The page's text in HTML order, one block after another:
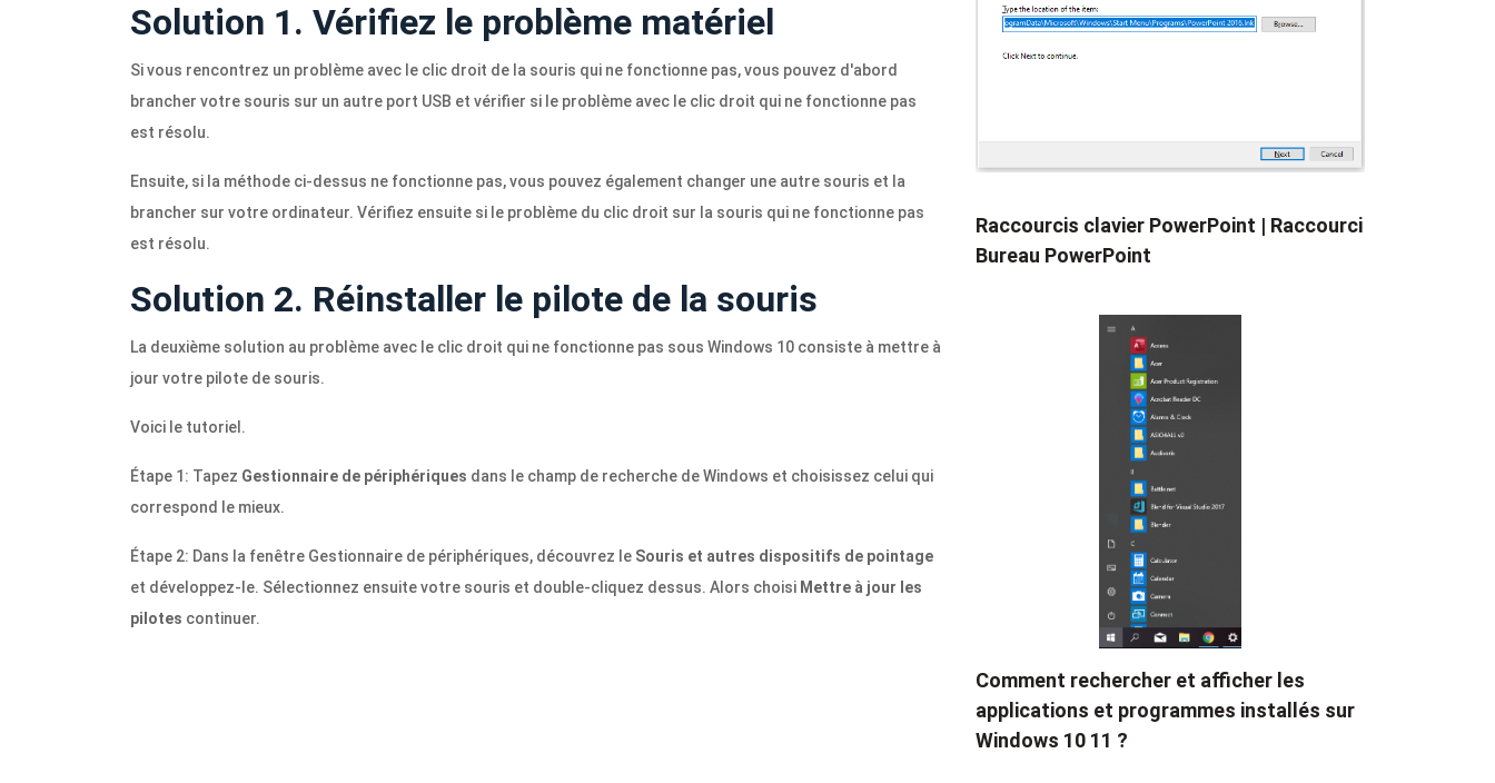
Solution 1. Vérifiez le problème matériel
Si vous rencontrez un problème avec le clic droit de la souris qui ne fonctionne pas, vous pouvez d'abord
brancher votre souris sur un autre port USB et vérifier si le problème avec le clic droit qui ne fonctionne pas
est résolu.
Ensuite, si la méthode ci-dessus ne fonctionne pas, vous pouvez également changer une autre souris et la
brancher sur votre ordinateur. Vérifiez ensuite si le problème du clic droit sur la souris qui ne fonctionne pas
est résolu.
Solution 2. Réinstaller le pilote de la souris
La deuxième solution au problème avec le clic droit qui ne fonctionne pas sous Windows 10 consiste à mettre à
jour votre pilote de souris.
Voici le tutoriel.
Étape 1: Tapez Gestionnaire de périphériques dans le champ de recherche de Windows et choisissez celui qui
correspond le mieux.
Étape 2: Dans la fenêtre Gestionnaire de périphériques, découvrez le Souris et autres dispositifs de pointage
et développez-le. Sélectionnez ensuite votre souris et double-cliquez dessus. Alors choisi Mettre à jour les
pilotes continuer.
Raccourcis clavier PowerPoint | Raccourci
Bureau PowerPoint
Comment rechercher et afficher les
applications et programmes installés sur
Windows 10 11 ?